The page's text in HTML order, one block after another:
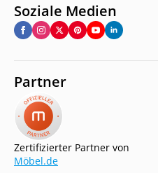
Soziale Medien
Partner
Zertifizierter Partner von
Möbel.de